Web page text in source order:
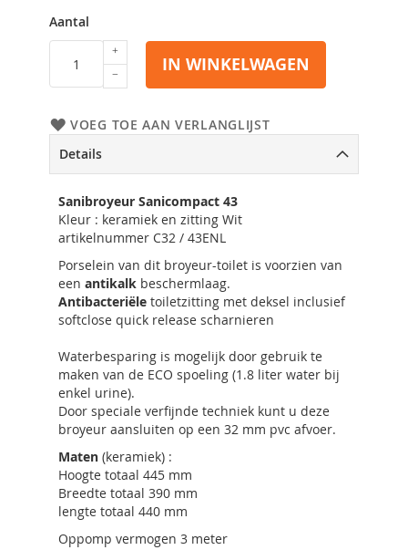
Aantal
IN WINKELWAGEN
VOEG TOE AAN VERLANGLIJST
Details
Sanibroyeur Sanicompact 43
Kleur : keramiek en zitting Wit
artikelnummer C32 / 43ENL
Porselein van dit broyeur-toilet is voorzien van
een antikalk beschermlaag.
Antibacteriële toiletzitting met deksel inclusief
softclose quick release scharnieren
Waterbesparing is mogelijk door gebruik te
maken van de ECO spoeling (1.8 liter water bij
enkel urine).
Door speciale verfijnde techniek kunt u deze
broyeur aansluiten op een 32 mm pvc afvoer.
Maten (keramiek) :
Hoogte totaal 445 mm
Breedte totaal 390 mm
lengte totaal 440 mm
Oppomp vermogen 3 meter